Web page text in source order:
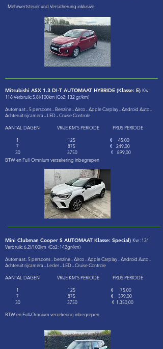
Mehrwertsteuer und Versicherung inklusive
Mitsubishi ASX 1.3 DI-T AUTOMAAT HYBRIDE (Klasse: E) Kw :
116 Verbruik: 5.8l/100km (Co2: 132 gr/km)
Automaat - 5 persoons - Benzine - Airco - Apple Carplay - Android Auto -
Achteruit rijcamera - LED - Cruise Controle
AANTAL DAGEN VRIJE KM'S PERIODE PRIJS PERIODE
1 125 € 45,00
7 875 € 249,00
30 3750 € 899,00
BTW en Full-Omnium verzekering inbegrepen
Mini Clubman Cooper S AUTOMAAT Klasse: Special) Kw : 131
Verbruik: 6.2l/100km (Co2: 142gr/km)
Automaat- 5 persoons - benzine - Airco - Apple Carplay - Android Auto -
Achteruit rijcamera - Leder - LED - Cruise Controle
AANTAL DAGEN VRIJE KM'S PERIODE PRIJS PERIODE
1 125 € 75,00
7 875 € 399,00
30 3750 € 1.350,00
BTW en Full-Omnium verzekering inbegrepen